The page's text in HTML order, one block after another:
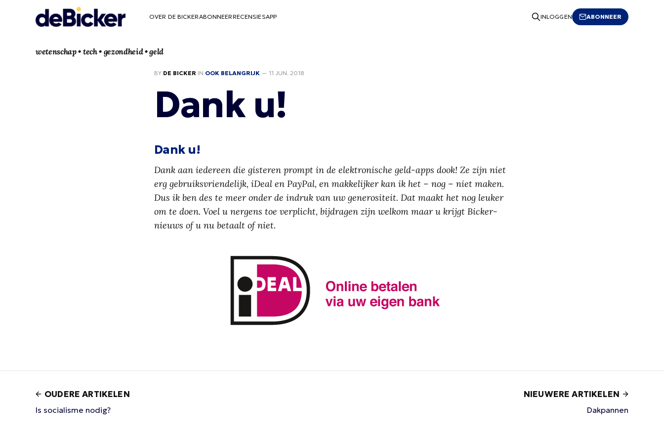
OVER DE BICKERABONNEERRECENSIESAPP INLOGGEN ABONNEER
wetenschap • tech • gezondheid • geld
BY DE BICKER IN OOK BELANGRIJK — 11 JUN. 2018
Dank u!
Dank u!
Dank aan iedereen die gisteren prompt in de elektronische geld-apps dook! Ze zijn niet
erg gebruiksvriendelijk, iDeal en PayPal, en makkelijker kan ik het – nog – niet maken.
Dus ik ben des te meer onder de indruk van uw generositeit. Dat maakt het nog leuker
om te doen. Voel u nergens toe verplicht, bijdragen zijn welkom maar u krijgt Bicker-
nieuws of u nu betaalt of niet.
OUDERE ARTIKELEN
Is socialisme nodig?
NIEUWERE ARTIKELEN
Dakpannen